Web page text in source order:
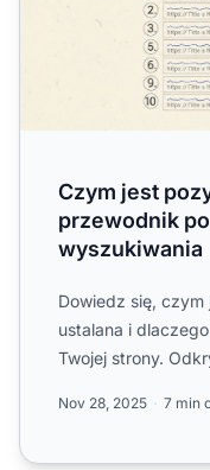
Czym jest
przewodnik
wyszukiwania
Dowiedz się, czym
ustalana i
Twojej strony.
Nov 28, 2025 7 min